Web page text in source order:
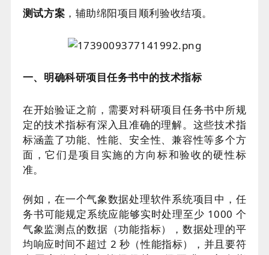
测试方案 ，辅助绵阳项目顺利验收结项。
一、明确科研项目任务书中的技术指标
在开始验证之前，需要对科研项目任务书中所规
定的技术指标有深入且准确的理解。这些技术指
标涵盖了功能、性能、安全性、兼容性等多个方
面，它们是项目实施的方向标和验收的硬性标
准。
例如，在一个气象数据处理软件系统项目中，任
务书可能规定系统应能够实时处理至少 1000 个
气象监测点的数据（功能指标），数据处理的平
均响应时间不超过 2 秒（性能指标），并且要符